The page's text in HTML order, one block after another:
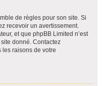
de règles pour son site. Si
recevoir un avertissement.
et que phpBB Limited n’est
donné. Contactez
les raisons de votre